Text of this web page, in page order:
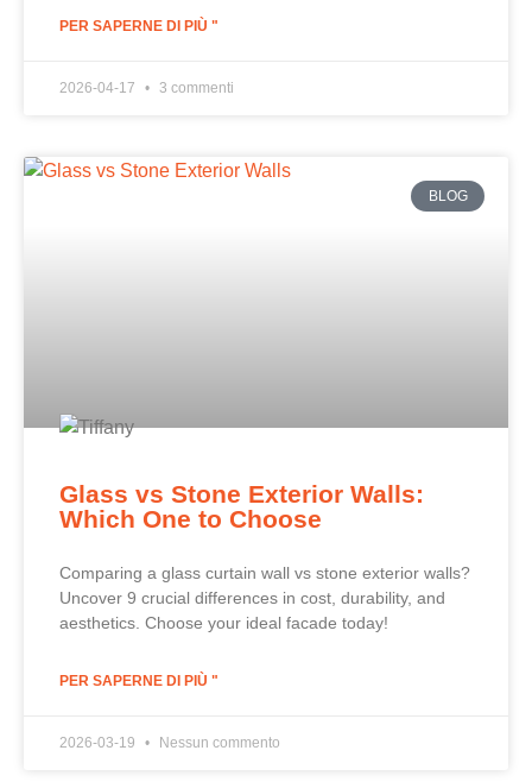
PER SAPERNE DI PIÙ "
2026-04-17 3 commenti
BLOG
Glass vs Stone Exterior Walls:
Which One to Choose
Comparing a glass curtain wall vs stone exterior walls?
Uncover 9 crucial differences in cost, durability, and
aesthetics. Choose your ideal facade today!
PER SAPERNE DI PIÙ "
2026-03-19 Nessun commento